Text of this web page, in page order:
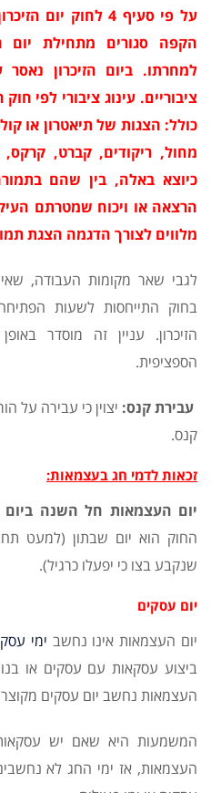
על פי סעיף 4 לחוק
הקפה סגורים מתחילת יום
למחרתו. ביום הזיכרון
כולל: הצגות של תיאטרון או
מחול, ריקודים, קברט,
כיוצא באלה, בין שהם
הרצאה או ויכוח שמטרתם
מלווים לצורך הדגמה הצגת
לגבי שאר מקומות העבודה,
בחוק התייחסות לשעות
הזיכרון. עניין זה מוסדר
הספציפית.
עבירת קנס:
קנס.
זכאות לדמי חג בעצמאות:
יום העצמאות חל השנה ביום חמישי, 1
החוק הוא יום שבתון (למעט
שנקבע בצו כי יפעלו כרגיל).
יום עסקים
יום העצמאות אינו נחשב ימי
ביצוע עסקאות עם עסקים או
העצמאות נחשב יום עסקים
המשמעות היא שאם יש
העצמאות, אז ימי החג לא